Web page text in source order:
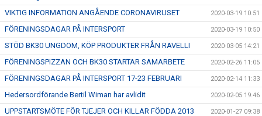
VIKTIG INFORMATION ANGÅENDE CORONAVIRUSET 2020-03-19 10:51
FÖRENINGSDAGAR PÅ INTERSPORT 2020-03-19 10:50
STÖD BK30 UNGDOM, KÖP PRODUKTER FRÅN RAVELLI 2020-03-05 14:21
FÖRENINGSPIZZAN OCH BK30 STARTAR SAMARBETE 2020-02-26 11:05
FÖRENINGSDAGAR PÅ INTERSPORT 17-23 FEBRUARI 2020-02-14 11:33
Hedersordförande Bertil Wiman har avlidit 2020-02-05 19:46
UPPSTARTSMÖTE FÖR TJEJER OCH KILLAR FÖDDA 2013 2020-01-27 09:38